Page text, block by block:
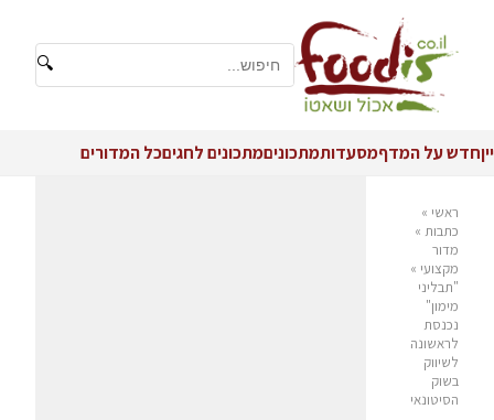
🔍
ייןחדש על המדףמסעדותמתכוניםמתכונים לחגיםכל המדורים
ראשי »
כתבות »
מדור
מקצועי »
"תבליני
מימון"
נכנסת
לראשונה
לשיווק
בשוק
הסיטונאי